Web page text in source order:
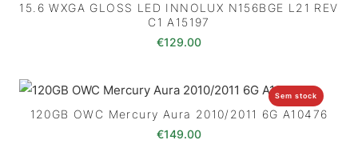
15.6 WXGA GLOSS LED INNOLUX N156BGE L21 REV
C1 A15197
€129.00
Sem stock
120GB OWC Mercury Aura 2010/2011 6G A10476
€149.00